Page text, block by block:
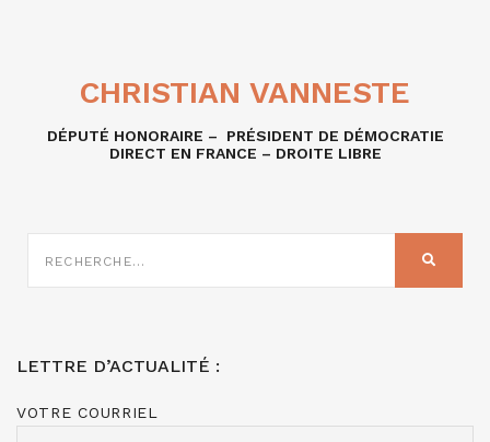
CHRISTIAN VANNESTE
DÉPUTÉ HONORAIRE – PRÉSIDENT DE DÉMOCRATIE
DIRECT EN FRANCE – DROITE LIBRE
SUR
LETTRE D’ACTUALITÉ :
VOTRE COURRIEL